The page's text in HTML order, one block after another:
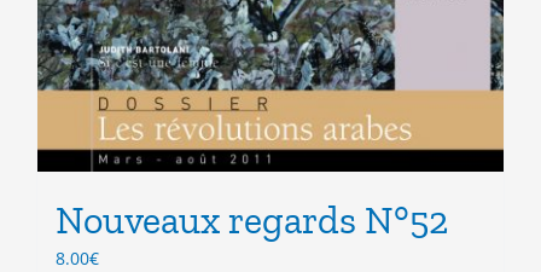
Nouveaux regards N°52
8.00€